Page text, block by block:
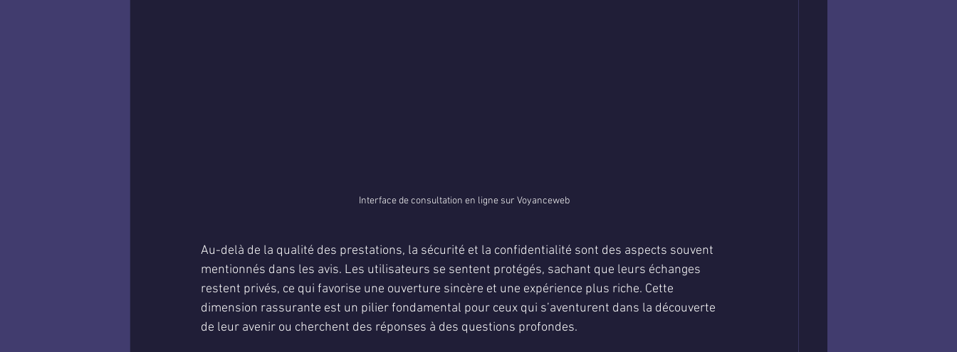
Interface de consultation en ligne sur Voyanceweb
Au-delà de la qualité des prestations, la sécurité et la confidentialité sont des aspects souvent
mentionnés dans les avis. Les utilisateurs se sentent protégés, sachant que leurs échanges
restent privés, ce qui favorise une ouverture sincère et une expérience plus riche. Cette
dimension rassurante est un pilier fondamental pour ceux qui s’aventurent dans la découverte
de leur avenir ou cherchent des réponses à des questions profondes.